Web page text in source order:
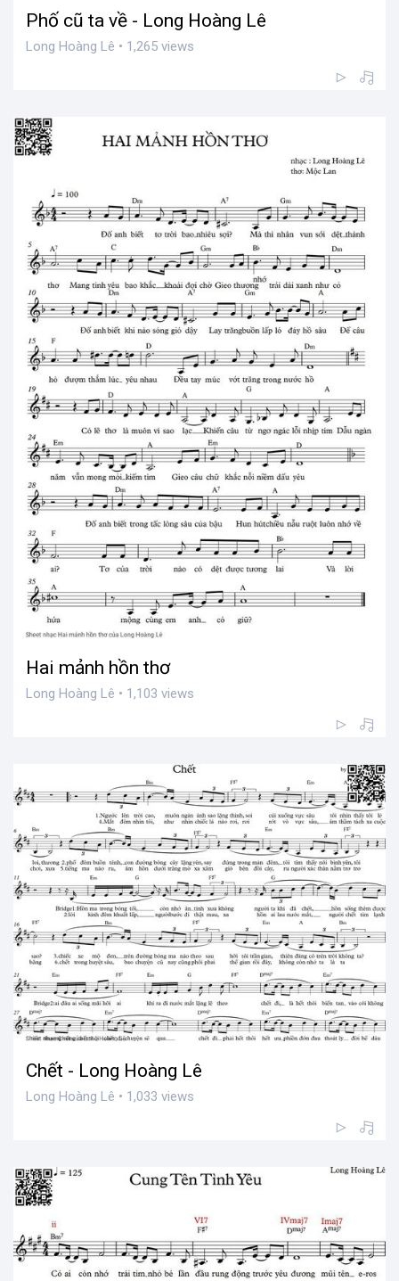
Phố cũ ta về - Long Hoàng Lê
Long Hoàng Lê • 1,265 views
Hai mảnh hồn thơ
Long Hoàng Lê • 1,103 views
Chết - Long Hoàng Lê
Long Hoàng Lê • 1,033 views